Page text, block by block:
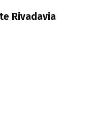
Rivadavia